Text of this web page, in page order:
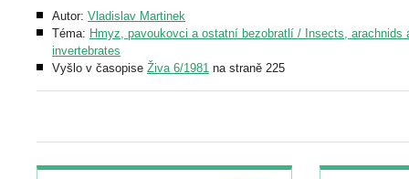
Autor: Vladislav Martinek
Téma: Hmyz, pavoukovci a ostatní bezobratlí / Insects, arachnids
invertebrates
Vyšlo v časopise Živa 6/1981 na straně 225